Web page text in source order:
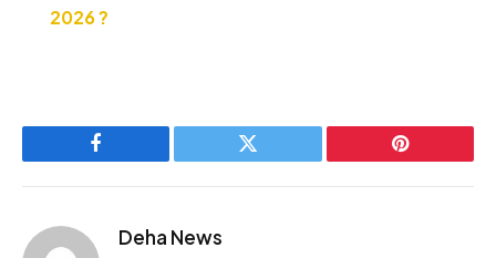
2026 ?
Facebook Twitter Pinterest
Deha News